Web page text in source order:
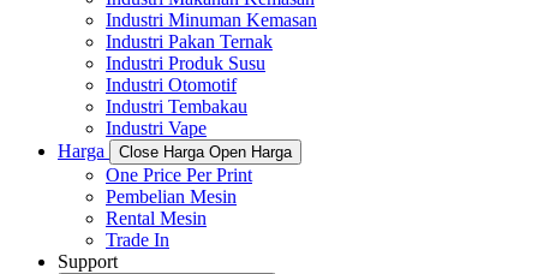
Industri Minuman Kemasan
Industri Pakan Ternak
Industri Produk Susu
Industri Otomotif
Industri Tembakau
Industri Vape
Harga
Close Harga Open Harga
One Price Per Print
Pembelian Mesin
Rental Mesin
Trade In
Support